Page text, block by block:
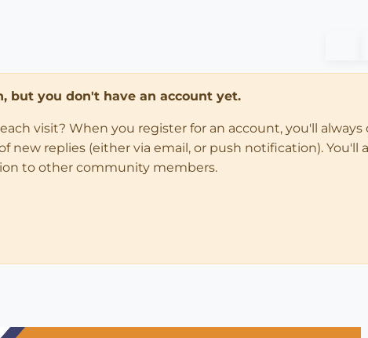
but you don't have an account yet.
visit? When you register for an account, you'll always
replies (either via email, or push notification). You'll
to other community members.